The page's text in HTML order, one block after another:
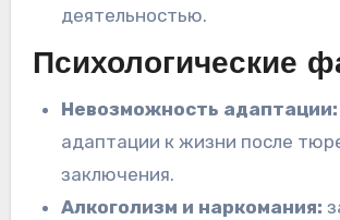
деятельностью.
Психологические
Невозможность адаптации:
адаптации к жизни после
заключения.
Алкоголизм и наркомания: